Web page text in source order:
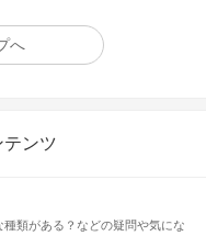
へ
ンツ
類がある？などの疑問や気にな